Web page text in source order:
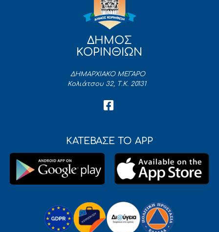
ΔΗΜΟΣ
ΚΟΡΙΝΘΙΩΝ
ΔΗΜΑΡΧΙΑΚΟ ΜΕΓΑΡΟ
Κολιάτσου 32, Τ.Κ. 20131
ΚΑΤΕΒΑΣΕ ΤΟ APP